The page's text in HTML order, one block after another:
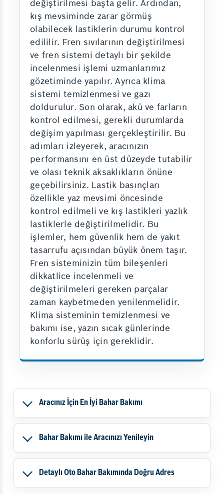
değiştirilmesi başta gelir. Ardından,
kış mevsiminde zarar görmüş
olabilecek lastiklerin durumu kontrol
edililir. Fren sıvılarının değiştirilmesi
ve fren sistemi detaylı bir şekilde
incelenmesi işlemi uzmanlarımız
gözetiminde yapılır. Ayrıca klima
sistemi temizlenmesi ve gazı
doldurulur. Son olarak, akü ve farların
kontrol edilmesi, gerekli durumlarda
değişim yapılması gerçekleştirilir. Bu
adımları izleyerek, aracınızın
performansını en üst düzeyde tutabilir
ve olası teknik aksaklıkların önüne
geçebilirsiniz. Lastik basınçları
özellikle yaz mevsimi öncesinde
kontrol edilmeli ve kış lastikleri yazlık
lastiklerle değiştirilmelidir. Bu
işlemler, hem güvenlik hem de yakıt
tasarrufu açısından büyük önem taşır.
Fren sisteminizin tüm bileşenleri
dikkatlice incelenmeli ve
değiştirilmeleri gereken parçalar
zaman kaybetmeden yenilenmelidir.
Klima sisteminin temizlenmesi ve
bakımı ise, yazın sıcak günlerinde
konforlu sürüş için gereklidir.
Aracınız İçin En İyi Bahar Bakımı
Bahar Bakımı ile Aracınızı Yenileyin
Detaylı Oto Bahar Bakımında Doğru Adres